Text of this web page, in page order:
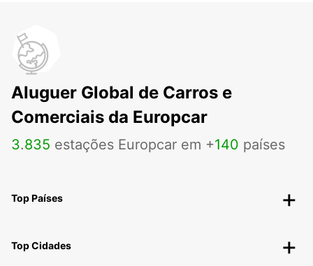
Aluguer Global de Carros e
Comerciais da Europcar
3.835 estações Europcar em +140 países
Top Países
Top Cidades